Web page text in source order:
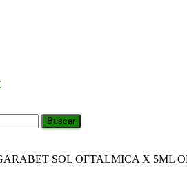
SOL OFTALMICA X 5ML